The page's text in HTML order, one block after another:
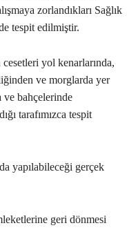
zorlandıkları Sağlık
tespit edilmiştir.
cesetleri yol kenarlarında,
ve morglarda yer
ve bahçelerinde
tarafımızca tespit
yapılabileceği gerçek
geri dönmesi